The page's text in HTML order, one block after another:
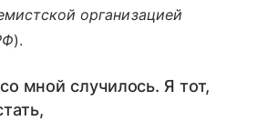
организацией
).
мной случилось. Я тот,